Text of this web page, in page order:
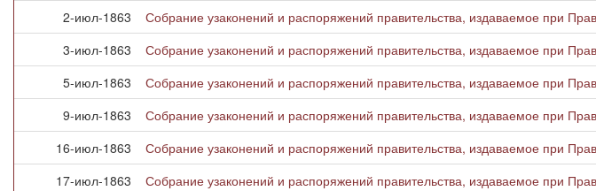
2-июл-1863
Собрание узаконений и распоряжений правительства, издаваемое при
3-июл-1863
Собрание узаконений и распоряжений правительства, издаваемое при
5-июл-1863
Собрание узаконений и распоряжений правительства, издаваемое при
9-июл-1863
Собрание узаконений и распоряжений правительства, издаваемое при
16-июл-1863
Собрание узаконений и распоряжений правительства, издаваемое при
17-июл-1863
Собрание узаконений и распоряжений правительства, издаваемое при